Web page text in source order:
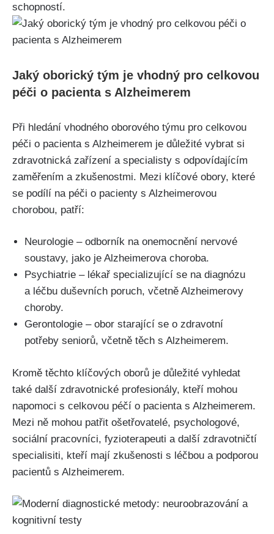
schopností.
Jaký oborický tým je vhodný pro celkovou
péči o pacienta s Alzheimerem
Při hledání vhodného oborového týmu pro celkovou
péči o pacienta s Alzheimerem je důležité vybrat si
zdravotnická zařízení a specialisty s odpovídajícím
zaměřením a zkušenostmi. Mezi klíčové obory, které
se podílí na péči o pacienty s Alzheimerovou
chorobou, patří:
Neurologie – odborník na onemocnění nervové
soustavy, jako je Alzheimerova choroba.
Psychiatrie – lékař specializující se na diagnózu
a léčbu duševních poruch, včetně Alzheimerovy
choroby.
Gerontologie – obor starající se o zdravotní
potřeby seniorů, včetně těch s Alzheimerem.
Kromě těchto klíčových oborů je důležité vyhledat
také další zdravotnické profesionály, kteří mohou
napomoci s celkovou péčí o pacienta s Alzheimerem.
Mezi ně mohou patřit ošetřovatelé, psychologové,
sociální pracovníci, fyzioterapeuti a další zdravotničtí
specialisiti, kteří mají zkušenosti s léčbou a podporou
pacientů s Alzheimerem.